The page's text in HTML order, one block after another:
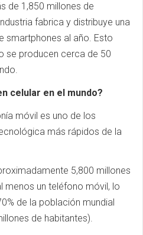
de 1,850 millones de
fabrica y distribuye una
smartphones al año. Esto
se producen cerca de 50
celular en el mundo?
móvil es uno de los
más rápidos de la
5,800 millones
menos un teléfono móvil, lo
de la población mundial
de habitantes).